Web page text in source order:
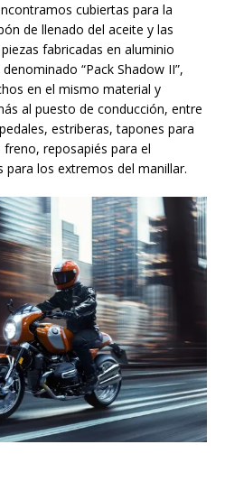
cubiertas para la
de llenado del aceite y las
fabricadas en aluminio
“Pack Shadow II”,
en el mismo material y
al puesto de conducción, entre
estriberas, tapones para
reposapiés para el
los extremos del manillar.